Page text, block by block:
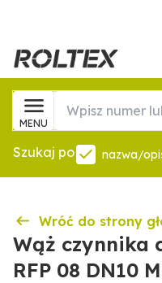
MENU
Szukaj po nazwa/
Wróć do strony
Wąż czynnika
RFP 08 DN10